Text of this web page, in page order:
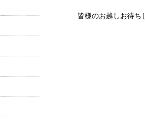
皆様のお越しお待ち